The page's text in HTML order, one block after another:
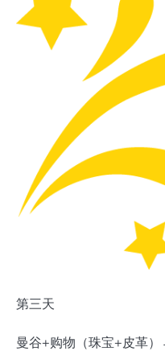
第三天
曼谷+购物（珠宝+皮革